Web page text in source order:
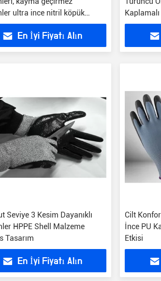
ultra ince nitril köpük
En İyi Fiyatı Alın
Seviye 3 Kesim Dayanıklı
HPPE Shell Malzeme
Tasarım
En İyi Fiyatı Alın
Cilt
İnce PU
Etkisi